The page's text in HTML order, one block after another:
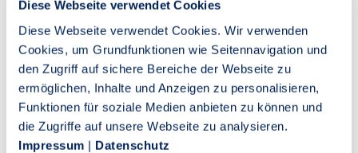
Diese Webseite verwendet Cookies
Diese Webseite verwendet Cookies. Wir verwenden
Cookies, um Grundfunktionen wie Seitennavigation und
den Zugriff auf sichere Bereiche der Webseite zu
ermöglichen, Inhalte und Anzeigen zu personalisieren,
Funktionen für soziale Medien anbieten zu können und
die Zugriffe auf unsere Webseite zu analysieren.
Impressum | Datenschutz
dem Versicherungsbereich) vor allem ein gelungener
Transfer von der Ausbildung in die Praxis. Vorschlagsrecht
haben Professoren, Dozenten, Lehrbeauftragte und die
jeweiligen Bildungseinrichtungen. Die Entscheidung über die
Preisträger fällt eine Jury. Darin ist neben Dr. Henriette
Meissner auch Ralf Berndt, Vorstand Vertrieb und
Marketing der Stuttgarter Lebensversicherung a.G.,
vertreten.